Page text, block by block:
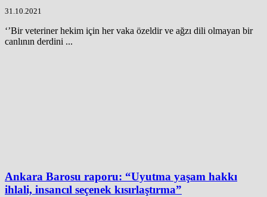
31.10.2021
‘’Bir veteriner hekim için her vaka özeldir ve ağzı dili olmayan bir
canlının derdini ...
Ankara Barosu raporu: “Uyutma yaşam hakkı
ihlali, insancıl seçenek kısırlaştırma”